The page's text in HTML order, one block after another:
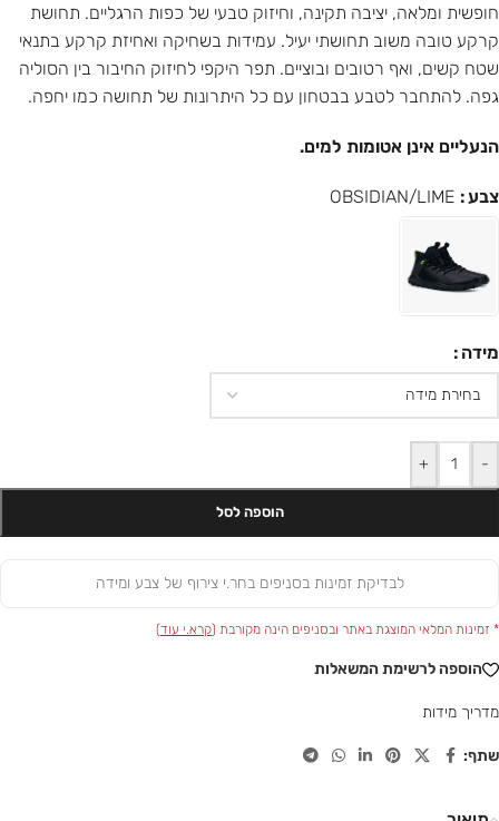
חופשית ומלאה, יציבה תקינה, וחיזוק טבעי של כפות הרגליים. תחושת
קרקע טובה משוב תחושתי יעיל. עמידות בשחיקה ואחיזת קרקע בתנאי
שטח קשים, ואף רטובים ובוציים. תפר היקפי לחיזוק החיבור בין הסוליה
גפה. להתחבר לטבע בבטחון עם כל היתרונות של תחושה כמו יחפה.
הנעליים אינן אטומות למים.
צבע OBSIDIAN/LIME
מידה
-
+
הוספה לסל
לבדיקת זמינות בסניפים בחר.י צירוף של צבע ומידה
* זמינות המלאי המוצגת באתר ובסניפים הינה מקורבת (קרא.י עוד)
הוספה לרשימת המשאלות
מדריך מידות
שתף: